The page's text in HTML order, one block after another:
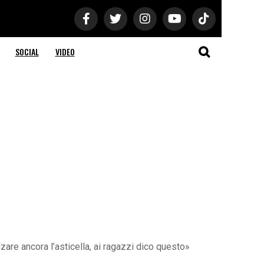
SOCIAL VIDEO
ancora l’asticella, ai ragazzi dico questo»